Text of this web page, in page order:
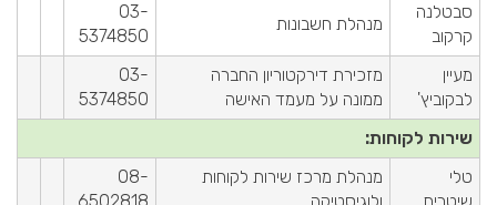
סבטלנה
קרקוב
מנהלת חשבונות
03-
5374850
מעיין
לבקוביץ'
מזכירת דירקטוריון החברה
ממונה על מעמד האישה
03-
5374850
שירות לקוחות:
טלי
מנהלת מרכז שירות לקוחות
08-